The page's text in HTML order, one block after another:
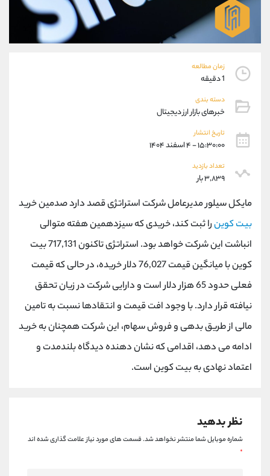
زمان مطالعه
1 دقیقه
دسته بندی
خبرهای بازار ارز دیجیتال
تاریخ انتشار
۱۵:۳۰:۰۰ - ۴ اسفند ۱۴۰۴
تعداد بازدید
۳,۸۳۹ بار
مایکل سیلور مدیرعامل شرکت استراتژی قصد دارد صدمین خرید
بیت کوینرا ثبت کند، خریدی که سیزدهمین هفته متوالی
انباشت این شرکت خواهد بود. استراتژی تاکنون 717,131 بیت
کوین با میانگین قیمت 76,027 دلار خریده، در حالی که قیمت
فعلی حدود 65 هزار دلار است و دارایی شرکت در زیان تحقق
نیافته قرار دارد. با وجود افت قیمت و انتقادها نسبت به تامین
مالی از طریق بدهی و فروش سهام، این شرکت همچنان به خرید
ادامه می دهد، اقدامی که نشان دهنده دیدگاه بلندمدت و
اعتماد نهادی به بیت کوین است.
نظر بدهید
شماره موبایل شما منتشر نخواهد شد.قسمت های مورد نیاز علامت گذاری شده اند
*
09304891085
واتساپ شروع گفتگو
تلگرام @Armteam_admin_103
پشتیبان فروش
موبایل
واتساپ
تلگرام
داخلی
اطلاعات تماس
تلفن 021-22021030
بدون پیش شماره 90001030
اینستاگرام @alireza.mehrabii
کانال تلگرام @alirezamehrabi_com